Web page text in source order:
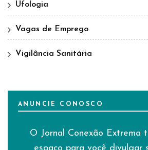
Ufologia
Vagas de Emprego
Vigilância Sanitária
ANUNCIE CONOSCO
O Jornal Conexão Extrema